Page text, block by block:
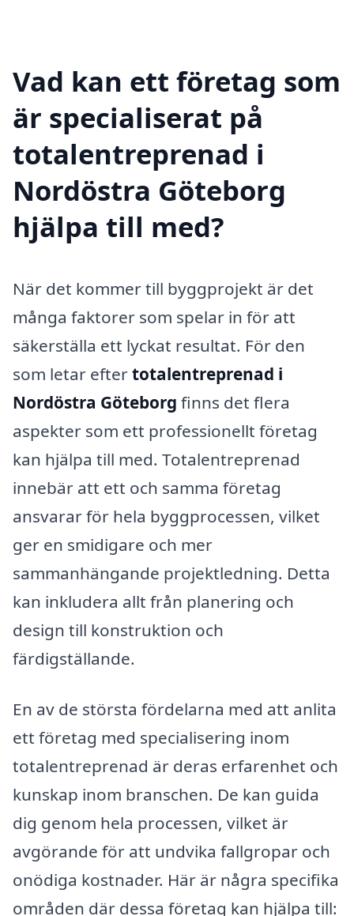
Vad kan ett företag som
är specialiserat på
totalentreprenad i
Nordöstra Göteborg
hjälpa till med?
När det kommer till byggprojekt är det
många faktorer som spelar in för att
säkerställa ett lyckat resultat. För den
som letar eftertotalentreprenad i
Nordöstra Göteborg finns det flera
aspekter som ett professionellt företag
kan hjälpa till med. Totalentreprenad
innebär att ett och samma företag
ansvarar för hela byggprocessen, vilket
ger en smidigare och mer
sammanhängande projektledning. Detta
kan inkludera allt från planering och
design till konstruktion och
färdigställande.
En av de största fördelarna med att anlita
ett företag med specialisering inom
totalentreprenad är deras erfarenhet och
kunskap inom branschen. De kan guida
dig genom hela processen, vilket är
avgörande för att undvika fallgropar och
onödiga kostnader. Här är några specifika
områden där dessa företag kan hjälpa till: